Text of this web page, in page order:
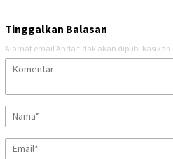
Tinggalkan Balasan
Alamat email Anda tidak akan dipublikasikan.